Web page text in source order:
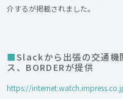
介するが掲載されました。
Slackから出張の交通機
ス、BORDERが提供
https://